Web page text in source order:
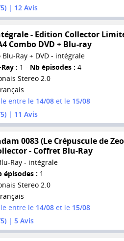
5) | 12Avis
- Edition Collector
Combo DVD + Blu-ray
Ray + DVD - intégrale
: 1 - Nb épisodes : 4
Stereo 2.0
entre le 14/08et le 15/08
5) | 11 Avis
0083 (Le Crépuscule de
- Coffret Blu-Ray
Ray - intégrale
épisodes : 1
Stereo 2.0
entre le 14/08et le 15/08
5) | 5Avis